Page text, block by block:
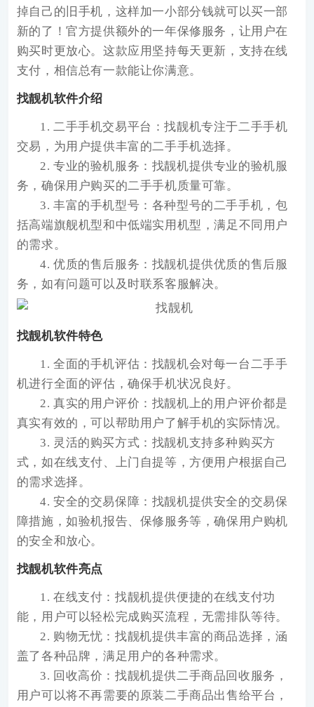
掉自己的旧手机，这样加一小部分钱就可以买一部
新的了！官方提供额外的一年保修服务，让用户在
购买时更放心。这款应用坚持每天更新，支持在线
支付，相信总有一款能让你满意。
找靓机软件介绍
1. 二手手机交易平台：找靓机专注于二手手机
交易，为用户提供丰富的二手手机选择。
2. 专业的验机服务：找靓机提供专业的验机服
务，确保用户购买的二手手机质量可靠。
3. 丰富的手机型号：各种型号的二手手机，包
括高端旗舰机型和中低端实用机型，满足不同用户
的需求。
4. 优质的售后服务：找靓机提供优质的售后服
务，如有问题可以及时联系客服解决。
找靓机软件特色
1. 全面的手机评估：找靓机会对每一台二手手
机进行全面的评估，确保手机状况良好。
2. 真实的用户评价：找靓机上的用户评价都是
真实有效的，可以帮助用户了解手机的实际情况。
3. 灵活的购买方式：找靓机支持多种购买方
式，如在线支付、上门自提等，方便用户根据自己
的需求选择。
4. 安全的交易保障：找靓机提供安全的交易保
障措施，如验机报告、保修服务等，确保用户购机
的安全和放心。
找靓机软件亮点
1. 在线支付：找靓机提供便捷的在线支付功
能，用户可以轻松完成购买流程，无需排队等待。
2. 购物无忧：找靓机提供丰富的商品选择，涵
盖了各种品牌，满足用户的各种需求。
3. 回收高价：找靓机提供二手商品回收服务，
用户可以将不再需要的原装二手商品出售给平台，